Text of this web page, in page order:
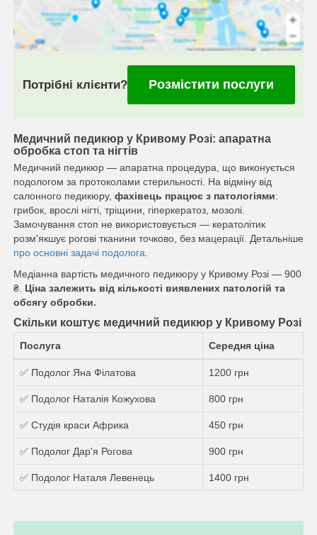
Потрібні клієнти? Розмістити послуги
Медичний педикюр у Кривому Розі: апаратна
обробка стоп та нігтів
Медичний педикюр — апаратна процедура, що виконується
подологом за протоколами стерильності. На відміну від
салонного педикюру, фахівець працює з патологіями:
грибок, врослі нігті, тріщини, гіперкератоз, мозолі.
Замочування стоп не використовується — кератолітик
розм'якшує рогові тканини точково, без мацерації. Детальніше
про основні задачі подолога
Медіанна вартість медичного педикюру у Кривому Розі — 900
₴. Ціна залежить від кількості виявлених патологій та
обсягу обробки.
Скільки коштує медичний педикюр у Кривому Розі
Послуга Середня ціна
✅ Подолог Яна Філатова 1200 грн
✅ Подолог Наталія Кожухова 800 грн
✅ Студія краси Африка 450 грн
✅ Подолог Дар'я Рогова 900 грн
✅ Подолог Наталя Левенець 1400 грн